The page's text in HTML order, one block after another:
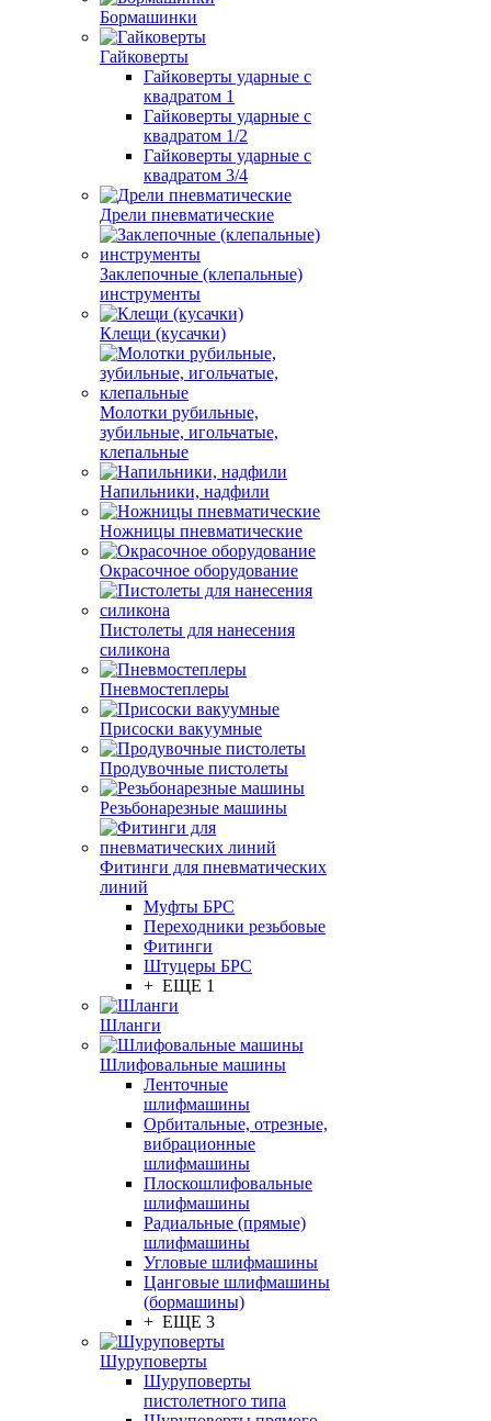
Бормашинки
Гайковерты
Гайковерты ударные с
квадратом 1
Гайковерты ударные с
квадратом 1/2
Гайковерты ударные с
квадратом 3/4
Дрели пневматические
Заклепочные (клепальные)
инструменты
Клещи (кусачки)
Молотки рубильные,
зубильные, игольчатые,
клепальные
Напильники, надфили
Ножницы пневматические
Окрасочное оборудование
Пистолеты для нанесения
силикона
Пневмостеплеры
Присоски вакуумные
Продувочные пистолеты
Резьбонарезные машины
Фитинги для пневматических
линий
Муфты БРС
Переходники резьбовые
Фитинги
Штуцеры БРС
+ ЕЩЕ 1
Шланги
Шлифовальные машины
Ленточные
шлифмашины
Орбитальные, отрезные,
вибрационные
шлифмашины
Плоскошлифовальные
шлифмашины
Радиальные (прямые)
шлифмашины
Угловые шлифмашины
Цанговые шлифмашины
(бормашины)
+ ЕЩЕ 3
Шуруповерты
Шуруповерты
пистолетного типа